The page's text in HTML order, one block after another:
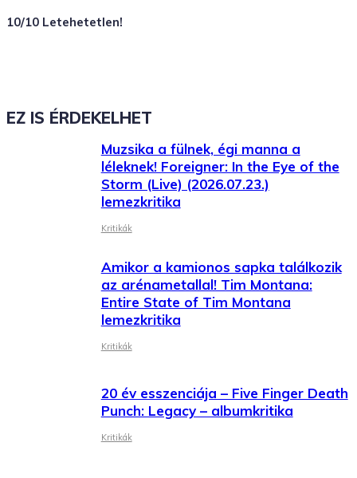
10/10 Letehetetlen!
EZ IS ÉRDEKELHET
Muzsika a fülnek, égi manna a
léleknek! Foreigner: In the Eye of the
Storm (Live) (2026.07.23.)
lemezkritika
Kritikák
Amikor a kamionos sapka találkozik
az arénametallal! Tim Montana:
Entire State of Tim Montana
lemezkritika
Kritikák
20 év esszenciája – Five Finger Death
Punch: Legacy – albumkritika
Kritikák